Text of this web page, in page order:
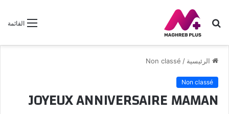
القائمة
بحث
عن
الرئيسية /
Non classé
Non classé
JOYEUX ANNIVERSAIRE MAMAN